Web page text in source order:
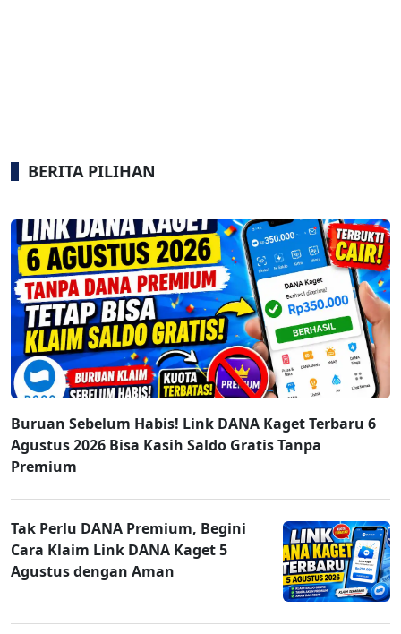
BERITA PILIHAN
Buruan Sebelum Habis! Link DANA Kaget Terbaru 6
Agustus 2026 Bisa Kasih Saldo Gratis Tanpa
Premium
Tak Perlu DANA Premium, Begini
Cara Klaim Link DANA Kaget 5
Agustus dengan Aman